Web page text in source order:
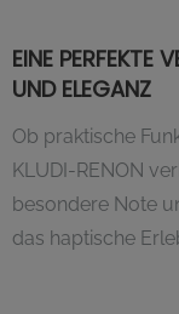
EINE PERFEKTE
UND ELEGANZ
Ob praktische
KLUDI-RENON
besondere Note
das haptische